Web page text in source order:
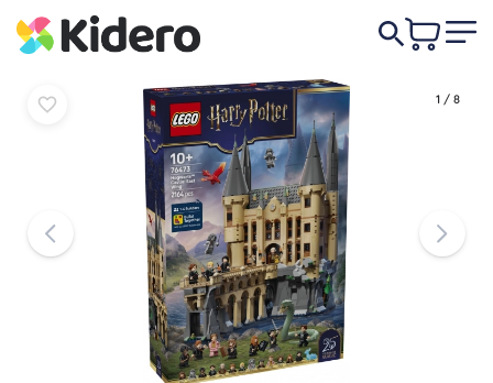
1 / 8
227,00 €
U